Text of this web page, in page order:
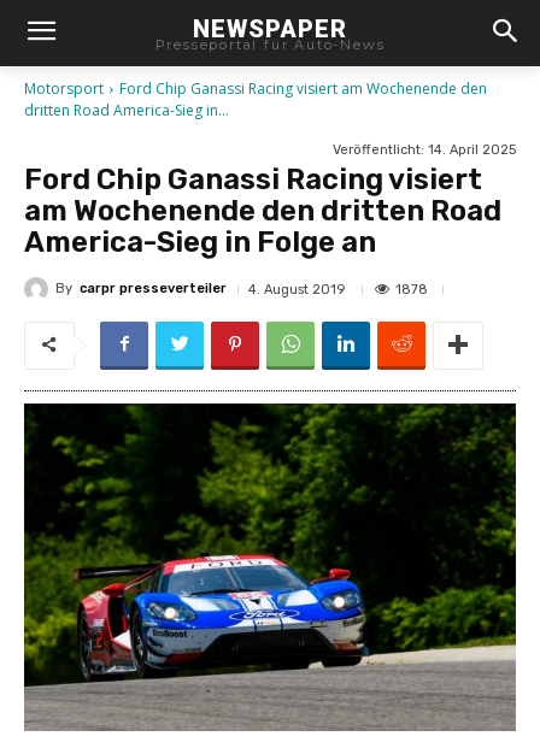
NEWSPAPER
Presseportal für Auto-News
Motorsport
Ford Chip Ganassi Racing visiert am Wochenende den
dritten Road America-Sieg in...
Veröffentlicht: 14. April 2025
Ford Chip Ganassi Racing visiert
am Wochenende den dritten Road
America-Sieg in Folge an
By carpr presseverteiler 4. August 2019 1878